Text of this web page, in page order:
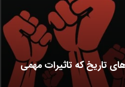
تاریخ که تاثیرات مهمی